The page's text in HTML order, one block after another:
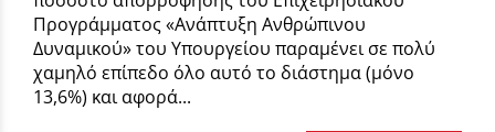
Προγράμματος «Ανάπτυξη Ανθρώπινου
Δυναμικού» του Υπουργείου παραμένει σε πολύ
χαμηλό επίπεδο όλο αυτό το διάστημα (μόνο
13,6%) και αφορά...